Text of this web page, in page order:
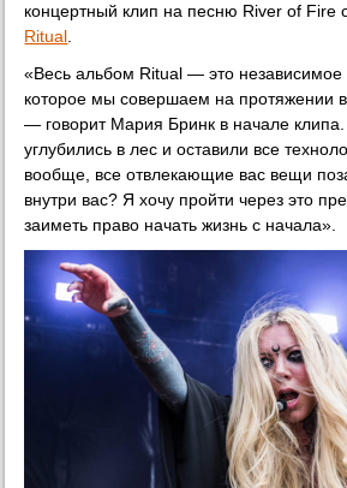
концертный клип на песню River of Fire
Ritual
«Весь альбом Ritual — это независимое
которое мы совершаем на протяжении
— говорит Мария Бринк в начале
углубились в лес и оставили все
вообще, все отвлекающие вас вещи
внутри вас? Я хочу пройти через это
заиметь право начать жизнь с начала».